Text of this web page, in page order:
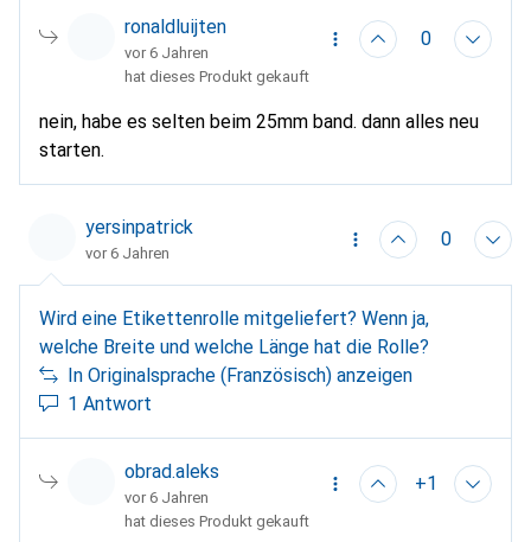
ronaldluijten
vor 6 Jahren
0
hat dieses Produkt gekauft
nein, habe es selten beim 25mm band. dann alles neu
starten.
yersinpatrick
vor 6 Jahren
0
Wird eine Etikettenrolle mitgeliefert? Wenn ja,
welche Breite und welche Länge hat die Rolle?
In Originalsprache (Französisch) anzeigen
1 Antwort
obrad.aleks
vor 6 Jahren
+1
hat dieses Produkt gekauft